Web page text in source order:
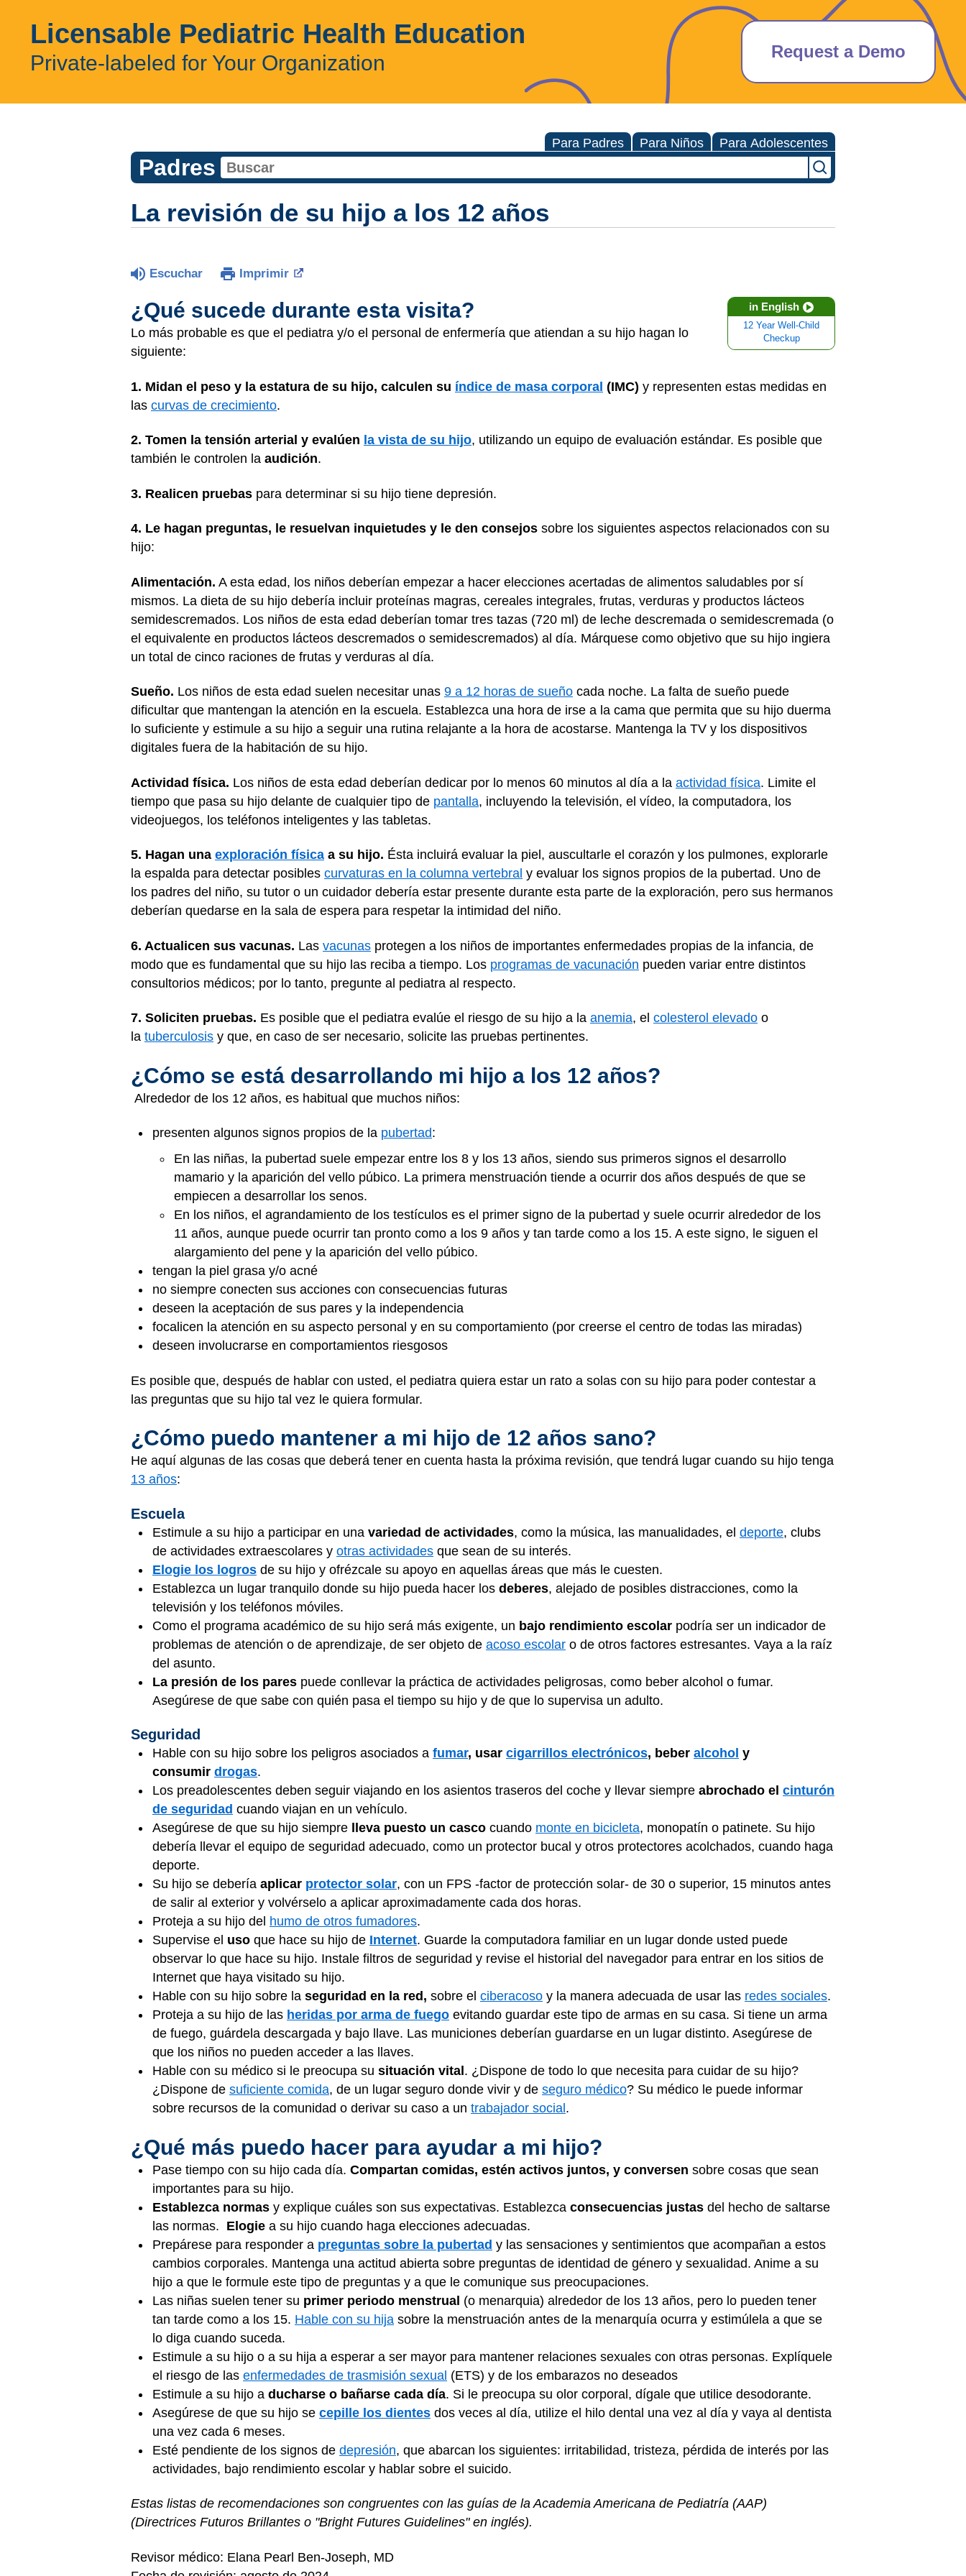
Licensable Pediatric Health Education
Private-labeled for Your Organization Request a Demo
Para Padres Para Niños Para Adolescentes
Padres
La revisión de su hijo a los 12 años
Escuchar Imprimir
in English
12 Year Well-Child
Checkup
¿Qué sucede durante esta visita?
Lo más probable es que el pediatra y/o el personal de enfermería que atiendan a su hijo hagan lo
siguiente:
1. Midan el peso y la estatura de su hijo, calculen su índice de masa corporal (IMC) y representen estas medidas en
las curvas de crecimiento.
2. Tomen la tensión arterial y evalúen la vista de su hijo, utilizando un equipo de evaluación estándar. Es posible que
también le controlen la audición.
3. Realicen pruebas para determinar si su hijo tiene depresión.
4. Le hagan preguntas, le resuelvan inquietudes y le den consejos sobre los siguientes aspectos relacionados con su
hijo:
Alimentación. A esta edad, los niños deberían empezar a hacer elecciones acertadas de alimentos saludables por sí
mismos. La dieta de su hijo debería incluir proteínas magras, cereales integrales, frutas, verduras y productos lácteos
semidescremados. Los niños de esta edad deberían tomar tres tazas (720 ml) de leche descremada o semidescremada (o
el equivalente en productos lácteos descremados o semidescremados) al día. Márquese como objetivo que su hijo ingiera
un total de cinco raciones de frutas y verduras al día.
Sueño. Los niños de esta edad suelen necesitar unas 9 a 12 horas de sueño cada noche. La falta de sueño puede
dificultar que mantengan la atención en la escuela. Establezca una hora de irse a la cama que permita que su hijo duerma
lo suficiente y estimule a su hijo a seguir una rutina relajante a la hora de acostarse. Mantenga la TV y los dispositivos
digitales fuera de la habitación de su hijo.
Actividad física. Los niños de esta edad deberían dedicar por lo menos 60 minutos al día a la actividad física. Limite el
tiempo que pasa su hijo delante de cualquier tipo de pantalla, incluyendo la televisión, el vídeo, la computadora, los
videojuegos, los teléfonos inteligentes y las tabletas.
5. Hagan una exploración física a su hijo. Ésta incluirá evaluar la piel, auscultarle el corazón y los pulmones, explorarle
la espalda para detectar posibles curvaturas en la columna vertebral y evaluar los signos propios de la pubertad. Uno de
los padres del niño, su tutor o un cuidador debería estar presente durante esta parte de la exploración, pero sus hermanos
deberían quedarse en la sala de espera para respetar la intimidad del niño.
6. Actualicen sus vacunas. Las vacunas protegen a los niños de importantes enfermedades propias de la infancia, de
modo que es fundamental que su hijo las reciba a tiempo. Los programas de vacunación pueden variar entre distintos
consultorios médicos; por lo tanto, pregunte al pediatra al respecto.
7. Soliciten pruebas. Es posible que el pediatra evalúe el riesgo de su hijo a la anemia, el colesterol elevado o
la tuberculosis y que, en caso de ser necesario, solicite las pruebas pertinentes.
¿Cómo se está desarrollando mi hijo a los 12 años?
Alrededor de los 12 años, es habitual que muchos niños:
presenten algunos signos propios de la pubertad:
En las niñas, la pubertad suele empezar entre los 8 y los 13 años, siendo sus primeros signos el desarrollo
mamario y la aparición del vello púbico. La primera menstruación tiende a ocurrir dos años después de que se
empiecen a desarrollar los senos.
En los niños, el agrandamiento de los testículos es el primer signo de la pubertad y suele ocurrir alrededor de los
11 años, aunque puede ocurrir tan pronto como a los 9 años y tan tarde como a los 15. A este signo, le siguen el
alargamiento del pene y la aparición del vello púbico.
tengan la piel grasa y/o acné
no siempre conecten sus acciones con consecuencias futuras
deseen la aceptación de sus pares y la independencia
focalicen la atención en su aspecto personal y en su comportamiento (por creerse el centro de todas las miradas)
deseen involucrarse en comportamientos riesgosos
Es posible que, después de hablar con usted, el pediatra quiera estar un rato a solas con su hijo para poder contestar a
las preguntas que su hijo tal vez le quiera formular.
¿Cómo puedo mantener a mi hijo de 12 años sano?
He aquí algunas de las cosas que deberá tener en cuenta hasta la próxima revisión, que tendrá lugar cuando su hijo tenga
13 años:
Escuela
Estimule a su hijo a participar en una variedad de actividades, como la música, las manualidades, el deporte, clubs
de actividades extraescolares y otras actividades que sean de su interés.
Elogie los logros de su hijo y ofrézcale su apoyo en aquellas áreas que más le cuesten.
Establezca un lugar tranquilo donde su hijo pueda hacer los deberes, alejado de posibles distracciones, como la
televisión y los teléfonos móviles.
Como el programa académico de su hijo será más exigente, un bajo rendimiento escolar podría ser un indicador de
problemas de atención o de aprendizaje, de ser objeto de acoso escolar o de otros factores estresantes. Vaya a la raíz
del asunto.
La presión de los pares puede conllevar la práctica de actividades peligrosas, como beber alcohol o fumar.
Asegúrese de que sabe con quién pasa el tiempo su hijo y de que lo supervisa un adulto.
Seguridad
Hable con su hijo sobre los peligros asociados a fumar, usar cigarrillos electrónicos, beber alcohol y
consumir drogas.
Los preadolescentes deben seguir viajando en los asientos traseros del coche y llevar siempre abrochado el cinturón
de seguridad cuando viajan en un vehículo.
Asegúrese de que su hijo siempre
lleva puesto un casco cuando monte en bicicleta, monopatín o patinete. Su hijo
debería llevar el equipo de seguridad adecuado, como un protector bucal y otros protectores acolchados, cuando haga
deporte.
Su hijo se debería aplicar protector solar, con un FPS -factor de protección solar- de 30 o superior, 15 minutos antes
de salir al exterior y volvérselo a aplicar aproximadamente cada dos horas.
Proteja a su hijo del humo de otros fumadores.
Supervise el uso que hace su hijo de Internet. Guarde la computadora familiar en un lugar donde usted puede
observar lo que hace su hijo. Instale filtros de seguridad y revise el historial del navegador para entrar en los sitios de
Internet que haya visitado su hijo.
Hable con su hijo sobre la seguridad en la red, sobre el ciberacoso y la manera adecuada de usar las redes sociales.
Proteja a su hijo de las heridas por arma de fuego evitando guardar este tipo de armas en su casa. Si tiene un arma
de fuego, guárdela descargada y bajo llave. Las municiones deberían guardarse en un lugar distinto. Asegúrese de
que los niños no pueden acceder a las llaves.
Hable con su médico si le preocupa su situación vital . ¿Dispone de todo lo que necesita para cuidar de su hijo?
¿Dispone de suficiente comida, de un lugar seguro donde vivir y de seguro médico? Su médico le puede informar
sobre recursos de la comunidad o derivar su caso a un trabajador social .
¿Qué más puedo hacer para ayudar a mi hijo?
Pase tiempo con su hijo cada día. Compartan comidas, estén activos juntos, y conversen sobre cosas que sean
importantes para su hijo.
Establezca normas y explique cuáles son sus expectativas. Establezca consecuencias justas del hecho de saltarse
las normas. Elogie a su hijo cuando haga elecciones adecuadas.
Prepárese para responder a preguntas sobre la pubertad y las sensaciones y sentimientos que acompañan a estos
cambios corporales. Mantenga una actitud abierta sobre preguntas de identidad de género y sexualidad. Anime a su
hijo a que le formule este tipo de preguntas y a que le comunique sus preocupaciones.
Las niñas suelen tener su primer periodo menstrual (o menarquia) alrededor de los 13 años, pero lo pueden tener
tan tarde como a los 15. Hable con su hija sobre la menstruación antes de la menarquía ocurra y estimúlela a que se
lo diga cuando suceda.
Estimule a su hijo o a su hija a esperar a ser mayor para mantener relaciones sexuales con otras personas. Explíquele
el riesgo de las enfermedades de trasmisión sexual (ETS) y de los embarazos no deseados
Estimule a su hijo a ducharse o bañarse cada día. Si le preocupa su olor corporal, dígale que utilice desodorante.
Asegúrese de que su hijo se cepille los dientes dos veces al día, utilize el hilo dental una vez al día y vaya al dentista
una vez cada 6 meses.
Esté pendiente de los signos de depresión, que abarcan los siguientes: irritabilidad, tristeza, pérdida de interés por las
actividades, bajo rendimiento escolar y hablar sobre el suicido.
Estas listas de recomendaciones son congruentes con las guías de la Academia Americana de Pediatría (AAP)
(Directrices Futuros Brillantes o "Bright Futures Guidelines" en inglés).
Revisor médico: Elana Pearl Ben-Joseph, MD